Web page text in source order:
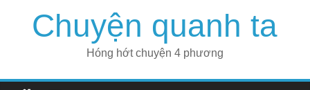
Chuyện quanh ta
Hóng hớt chuyện 4 phương